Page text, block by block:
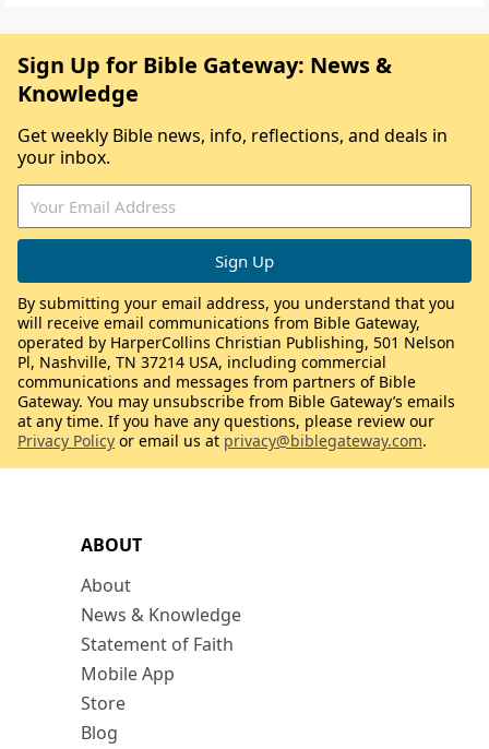
ABOUT
About
News & Knowledge
Statement of Faith
Mobile App
Store
Blog
Sign Up for Bible Gateway: News &
Knowledge
Get weekly Bible news, info, reflections, and deals in
your inbox.
By submitting your email address, you understand that you
will receive email communications from Bible Gateway,
operated by HarperCollins Christian Publishing, 501 Nelson
Pl, Nashville, TN 37214 USA, including commercial
communications and messages from partners of Bible
Gateway. You may unsubscribe from Bible Gateway’s emails
at any time. If you have any questions, please review our
Privacy Policy or email us at privacy@biblegateway.com.